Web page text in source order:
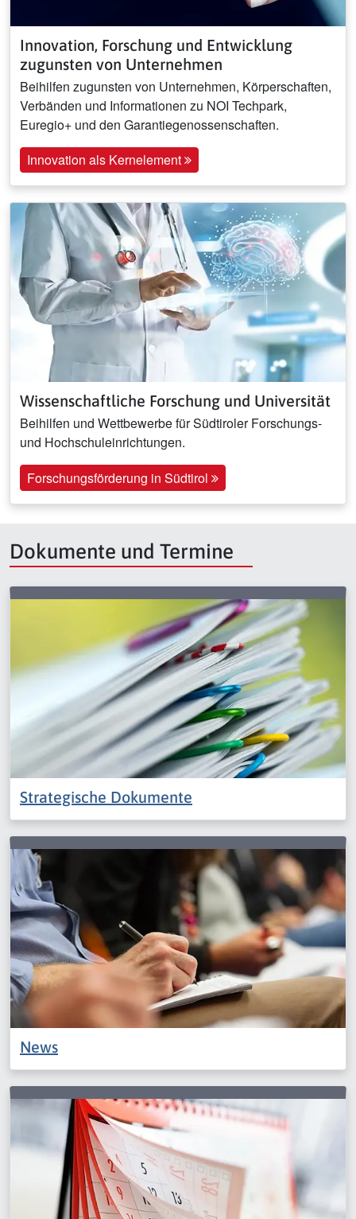
Innovation, Forschung und Entwicklung
zugunsten von Unternehmen
Beihilfen zugunsten von Unternehmen, Körperschaften,
Verbänden und Informationen zu NOI Techpark,
Euregio+ und den Garantiegenossenschaften.
Innovation als Kernelement
Wissenschaftliche Forschung und Universität
Beihilfen und Wettbewerbe für Südtiroler Forschungs-
und Hochschuleinrichtungen.
Forschungsförderung in Südtirol
Dokumente und Termine
Strategische Dokumente
News